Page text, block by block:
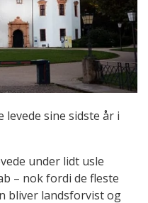
sine sidste år i
under lidt usle
– nok fordi de fleste
bliver landsforvist og